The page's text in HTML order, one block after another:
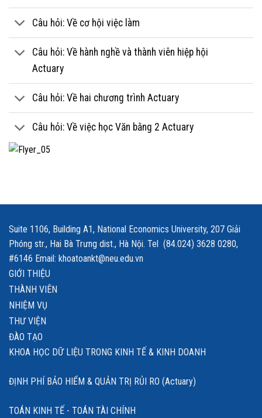
Câu hỏi: Về cơ hội việc làm
Câu hỏi: Về hành nghề và thành viên hiệp hội
Actuary
Câu hỏi: Về hai chương trình Actuary
Câu hỏi: Về việc học Văn bằng 2 Actuary
Suite 1106, Building A1, National Economics University, 207 Giải
Phóng str., Hai Bà Trưng dist., Hà Nội. Tel (84.024) 3628 0280,
#6146 Email: khoatoankt@neu.edu.vn
GIỚI THIỆU
THÀNH VIÊN
NHIỆM VỤ
THƯ VIỆN
ĐÀO TẠO
KHOA HỌC DỮ LIỆU TRONG KINH TẾ & KINH DOANH
ĐỊNH PHÍ BẢO HIỂM & QUẢN TRỊ RỦI RO (Actuary)
TOÁN KINH TẾ - TOÁN TÀI CHÍNH